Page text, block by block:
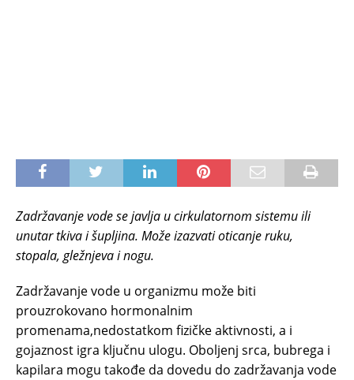
Zadržavanje vode se javlja u cirkulatornom sistemu ili
unutar tkiva i šupljina. Može izazvati oticanje ruku,
stopala, gležnjeva i nogu.
Zadržavanje vode u organizmu može biti
prouzrokovano hormonalnim
promenama,nedostatkom fizičke aktivnosti, a i
gojaznost igra ključnu ulogu. Oboljenj srca, bubrega i
kapilara mogu takođe da dovedu do zadržavanja vode